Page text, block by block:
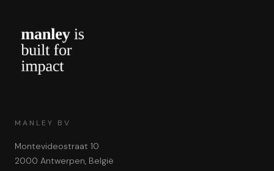
MANLEY BV
Montevideostraat 10
2000 Antwerpen, België